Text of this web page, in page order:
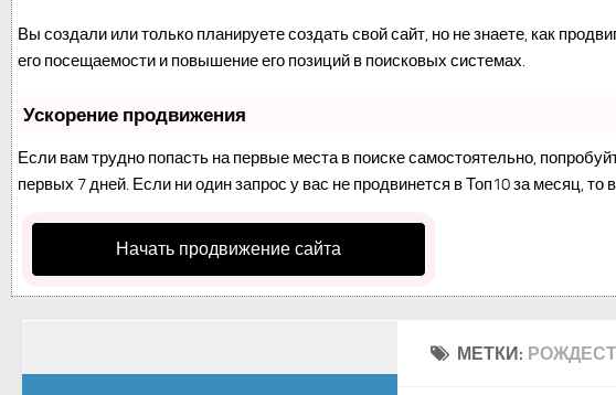
Вы создали или только планируете создать свой сайт, но не знаете, как
его посещаемости и повышение его позиций в поисковых системах.
Ускорение продвижения
Если вам трудно попасть на первые места в поиске самостоятельно,
первых 7 дней. Если ни один запрос у вас не продвинется в Топ10 за месяц, то в
Начать продвижение сайта
МЕТКИ: